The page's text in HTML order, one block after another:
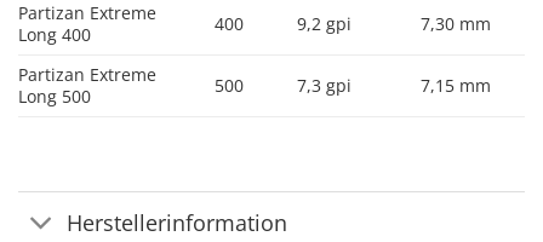
Partizan Extreme
Long 400
400 9,2 gpi 7,30 mm
Partizan Extreme
Long 500
500 7,3 gpi 7,15 mm
Herstellerinformation